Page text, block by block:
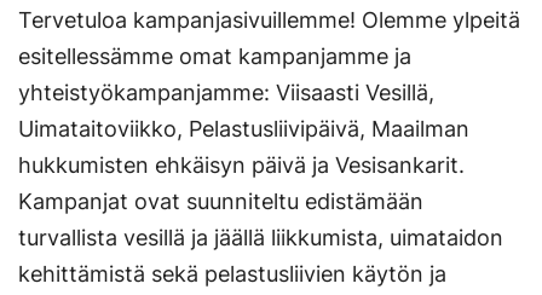
Tervetuloa kampanjasivuillemme! Olemme ylpeitä
esitellessämme omat kampanjamme ja
yhteistyökampanjamme: Viisaasti Vesillä,
Uimataitoviikko, Pelastusliivipäivä, Maailman
hukkumisten ehkäisyn päivä ja Vesisankarit.
Kampanjat ovat suunniteltu edistämään
turvallista vesillä ja jäällä liikkumista, uimataidon
kehittämistä sekä pelastusliivien käytön ja